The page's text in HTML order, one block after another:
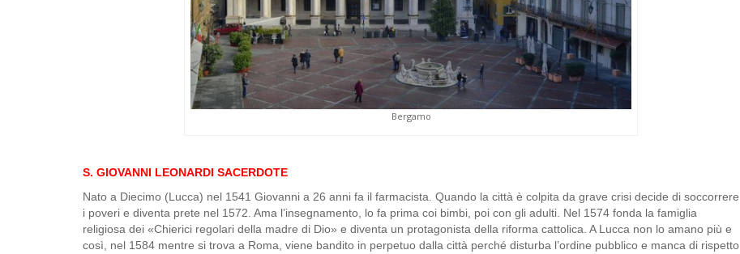
Bergamo
S. GIOVANNI LEONARDI SACERDOTE
Nato a Diecimo (Lucca) nel 1541 Giovanni a 26 anni fa il farmacista. Quando la città è colpita da grave crisi decide di soccorrere
i poveri e diventa prete nel 1572. Ama l’insegnamento, lo fa prima coi bimbi, poi con gli adulti. Nel 1574 fonda la famiglia
religiosa dei «Chierici regolari della madre di Dio» e diventa un protagonista della riforma cattolica. A Lucca non lo amano più e
così, nel 1584 mentre si trova a Roma, viene bandito in perpetuo dalla città perché disturba l’ordine pubblico e manca di rispetto